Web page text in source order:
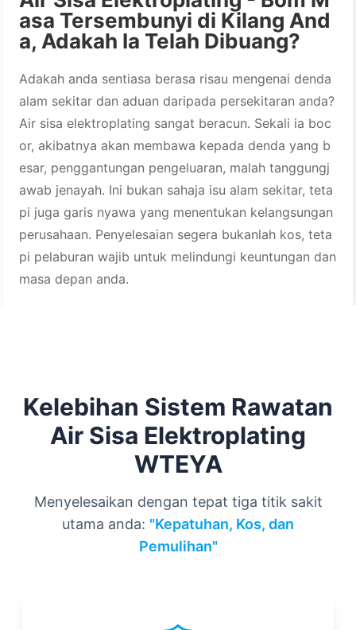
asa Tersembunyi di Kilang And
a, Adakah Ia Telah Dibuang?
Adakah anda sentiasa berasa risau mengenai denda
alam sekitar dan aduan daripada persekitaran anda?
Air sisa elektroplating sangat beracun. Sekali ia boc
or, akibatnya akan membawa kepada denda yang b
esar, penggantungan pengeluaran, malah tanggungj
awab jenayah. Ini bukan sahaja isu alam sekitar, teta
pi juga garis nyawa yang menentukan kelangsungan
perusahaan. Penyelesaian segera bukanlah kos, teta
pi pelaburan wajib untuk melindungi keuntungan dan
masa depan anda.
Kelebihan Sistem Rawatan
Air Sisa Elektroplating
WTEYA
Menyelesaikan dengan tepat tiga titik sakit
utama anda: "Kepatuhan, Kos, dan
Pemulihan"